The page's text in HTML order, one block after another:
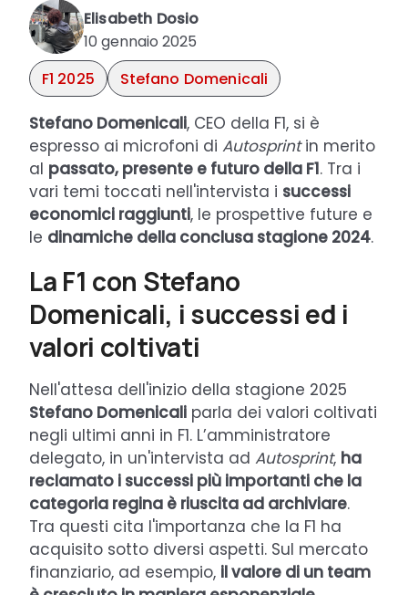
Elisabeth Dosio
10 gennaio 2025
F1 2025
Stefano Domenicali
Stefano Domenicali, CEO della F1, si è
espresso ai microfoni di Autosprintin merito
al passato, presente e futuro della F1. Tra i
vari temi toccati nell'intervista i successi
economici raggiunti, le prospettive future e
le dinamiche della conclusa stagione 2024.
La F1 con Stefano
Domenicali, i successi ed i
valori coltivati
Nell'attesa dell'inizio della stagione 2025
Stefano Domenicali parla dei valori coltivati
negli ultimi anni in F1. L’amministratore
delegato, in un'intervista ad Autosprint, ha
reclamato i successi più importanti che la
categoria regina è riuscita ad archiviare.
Tra questi cita l'importanza che la F1 ha
acquisito sotto diversi aspetti. Sul mercato
finanziario, ad esempio, il valore di un team